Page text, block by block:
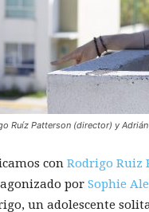
Ruíz Patterson (director) y
con Rodrigo Ruiz
por Sophie
un adolescente